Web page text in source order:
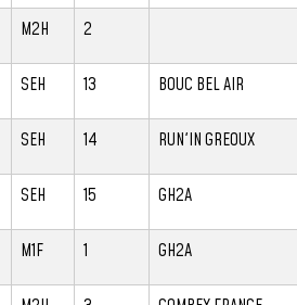
M2H 2
SEH 13 BOUC BEL AIR
SEH 14 RUN'IN GREOUX
SEH 15 GH2A
M1F 1 GH2A